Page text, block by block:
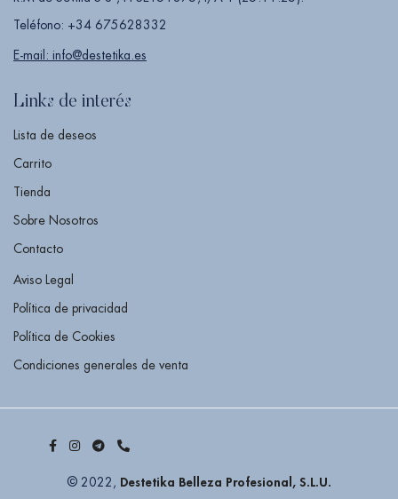
Teléfono: +34 675628332
E-mail: info@destetika.es
Links de interés
Lista de deseos
Carrito
Tienda
Sobre Nosotros
Contacto
Aviso Legal
Política de privacidad
Política de Cookies
Condiciones generales de venta
© 2022, Destetika Belleza Profesional, S.L.U.